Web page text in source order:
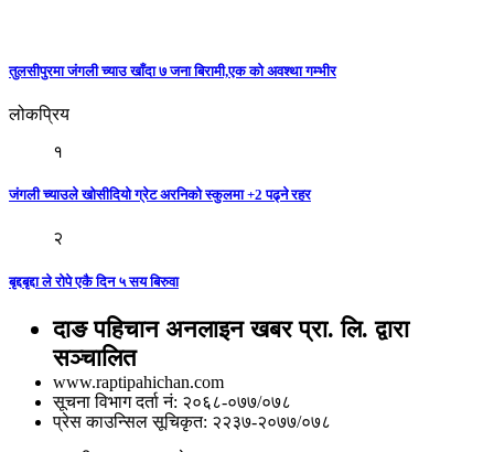
तुलसीपुरमा जंगली च्याउ खाँदा ७ जना बिरामी,एक को अवश्था गम्भीर
लोकप्रिय
१
जंगली च्याउले खोसीदियो ग्रेट अरनिको स्कुलमा +2 पढ्ने रहर
२
बृद्दबृद्दा ले रोपे एकै दिन ५ सय बिरुवा
दाङ पहिचान अनलाइन खबर प्रा. लि. द्वारा
सञ्चालित
www.raptipahichan.com
सूचना विभाग दर्ता नं: २०६८-०७७/०७८
प्रेस काउन्सिल सूचिकृत: २२३७-२०७७/०७८